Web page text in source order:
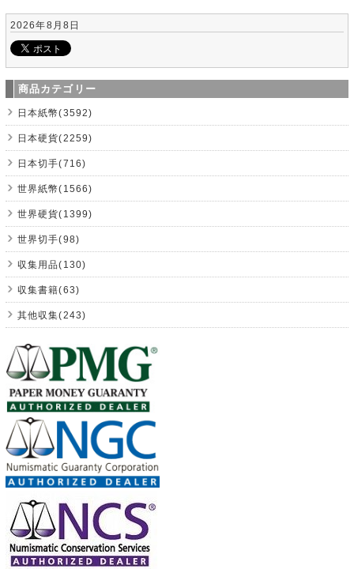
2026年8月8日
商品カテゴリー
日本紙幣(3592)
日本硬貨(2259)
日本切手(716)
世界紙幣(1566)
世界硬貨(1399)
世界切手(98)
収集用品(130)
収集書籍(63)
其他収集(243)